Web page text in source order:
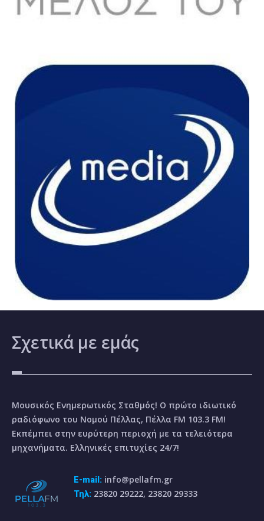
Σχετικά με εμάς
Μουσικός Ενημερωτικός Σταθμός! Ο πρώτο ιδιωτικό
ραδιόφωνο του Νομού Πέλλας, Πέλλα FM 103.3 FM!
Εκπέμπει στην ευρύτερη περιοχή με τα τελειότερα
μηχανήματα. Ελληνικές επιτυχίες 24/7!
E-mail: info@pellafm.gr
Τηλ: 23820 29222, 23820 29333